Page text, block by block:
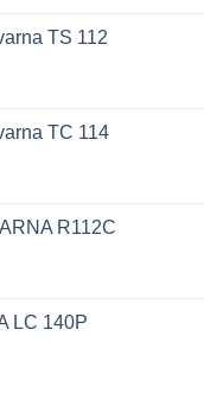
TS 112
TC 114
R112C
LC 140P